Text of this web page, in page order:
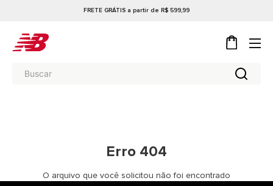
FRETE GRÁTIS a partir de R$ 599,99
Erro 404
O arquivo que você solicitou não foi encontrado